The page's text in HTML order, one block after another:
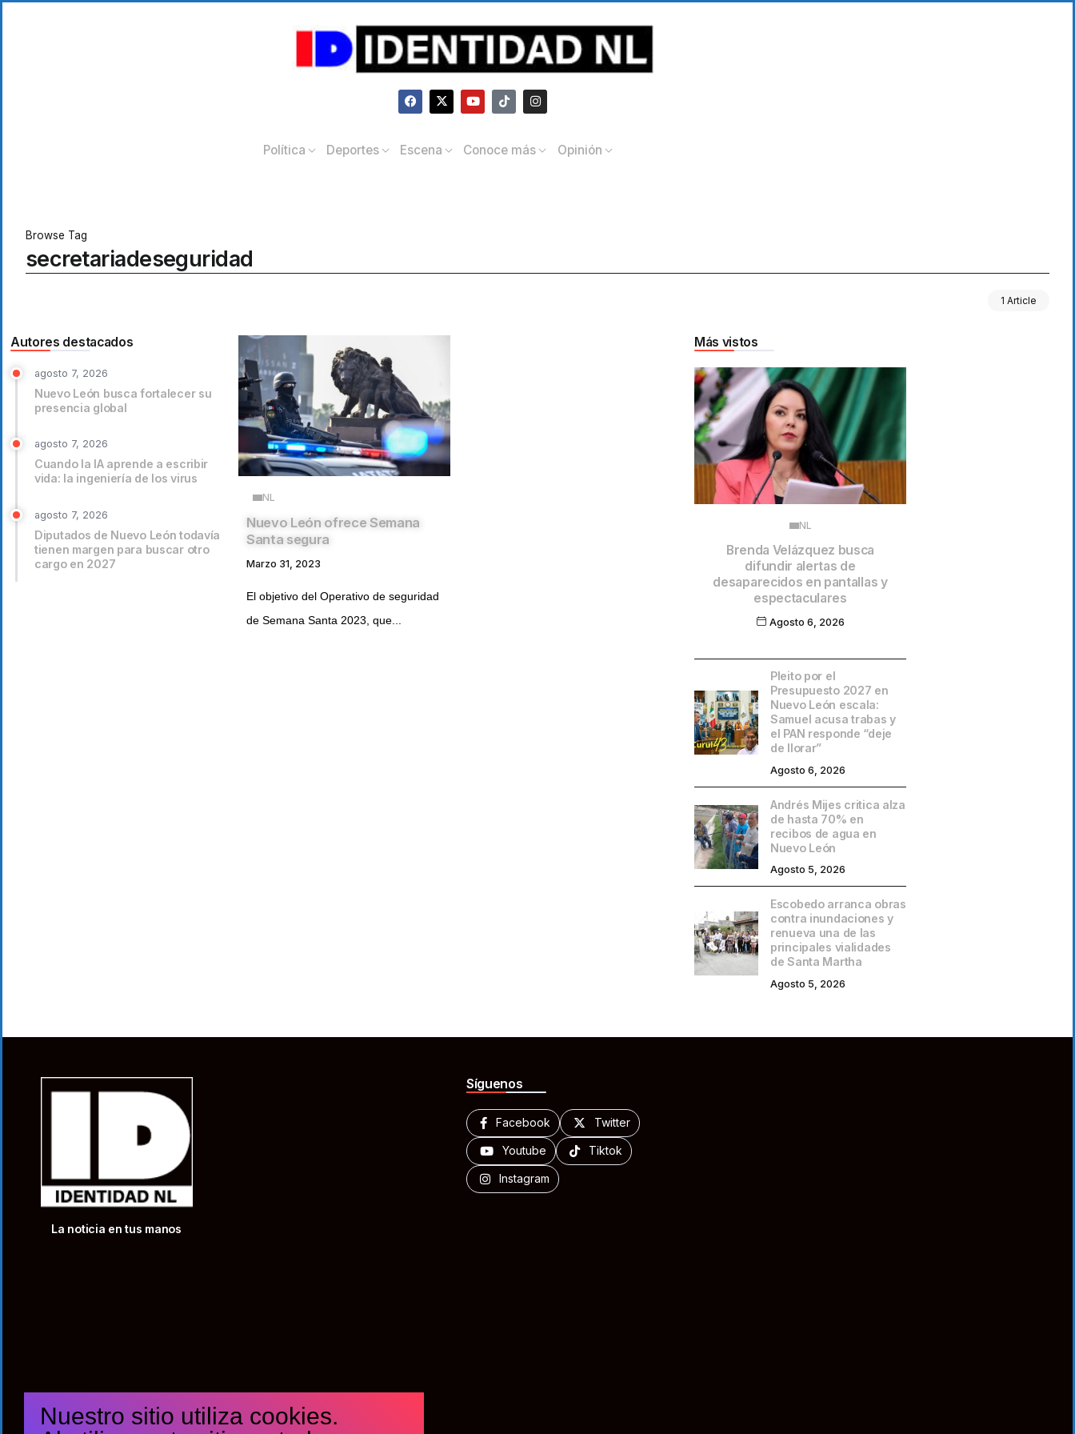
Política Deportes Escena Conoce más Opinión
Browse Tag
secretariadeseguridad
1 Article
Autores destacados
agosto 7, 2026
Nuevo León busca fortalecer su
presencia global
agosto 7, 2026
Cuando la IA aprende a escribir
vida: la ingeniería de los virus
agosto 7, 2026
Diputados de Nuevo León todavía
tienen margen para buscar otro
cargo en 2027
NL
Nuevo León ofrece Semana
Santa segura
Marzo 31, 2023
El objetivo del Operativo de seguridad
de Semana Santa 2023, que...
Más vistos
NL
Brenda Velázquez busca
difundir alertas de
desaparecidos en pantallas y
espectaculares
Agosto 6, 2026
Pleito por el
Presupuesto 2027 en
Nuevo León escala:
Samuel acusa trabas y
el PAN responde “deje
de llorar”
Agosto 6, 2026
Andrés Mijes critica alza
de hasta 70% en
recibos de agua en
Nuevo León
Agosto 5, 2026
Escobedo arranca obras
contra inundaciones y
renueva una de las
principales vialidades
de Santa Martha
Agosto 5, 2026
La noticia en tus manos
Síguenos
Facebook Twitter
Youtube Tiktok
Instagram
Nuestro sitio utiliza cookies.